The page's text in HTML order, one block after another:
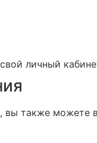
личный
также можете